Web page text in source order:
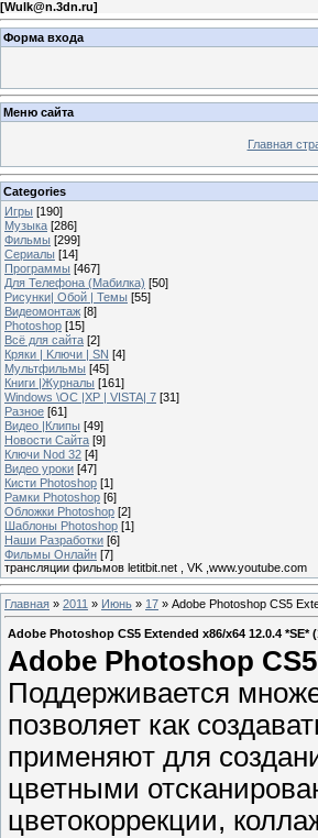
[Wulk@n.3dn.ru]
Форма входа
Меню сайта
Главная
Categories
Игры [190]
Музыка [286]
Фильмы [299]
Сериалы [14]
Программы [467]
Для Телефона (Мабилка) [50]
Рисунки| Обой | Темы [55]
Видеомонтаж [8]
Photoshop [15]
Всё для сайта [2]
Кряки | Kлючи | SN [4]
Мультфильмы [45]
Книги |Журналы [161]
Windows \OC |XP | VISTA| 7 [31]
Разное [61]
Видео |Клипы [49]
Новости Сайта [9]
Ключи Nod 32 [4]
Видео уроки [47]
Кисти Photoshop [1]
Рамки Photoshop [6]
Обложки Photoshop [2]
Шаблоны Photoshop [1]
Наши Разработки [6]
Фильмы Онлайн [7]
трансляции фильмов letitbit.net , VK ,www.youtube.com
Главная » 2011 » Июнь » 17 » Adobe Photoshop CS5
Adobe Photoshop CS5 Extended x86/x64 12.0.4 *SE*
Adobe Photoshop CS5
Поддерживается
позволяет как
применяют для
цветными
цветокоррекции,